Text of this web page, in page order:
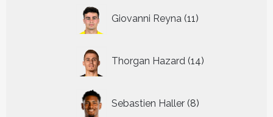
Giovanni Reyna 11
producten
Thorgan Hazard 14
producten
Sebastien Haller 8
producten